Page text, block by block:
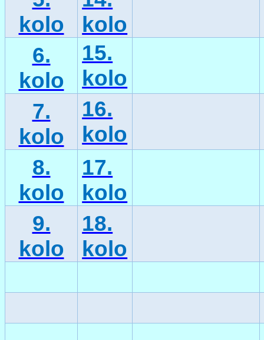
kolo
kolo
6.
kolo
15.
kolo
7.
kolo
16.
kolo
8.
kolo
17.
kolo
9.
kolo
18.
kolo